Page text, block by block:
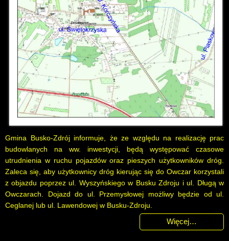
Gmina Busko-Zdrój informuje, że ze względu na realizację prac
budowlanych na ww. inwestycji, będą występować czasowe
utrudnienia w ruchu pojazdów oraz pieszych użytkowników dróg.
Zaleca się, aby użytkownicy dróg kierując się do Owczar korzystali
z objazdu poprzez ul. Wyszyńskiego w Busku Zdroju i ul. Długą w
Owczarach. Dojazd do ul. Przemysłowej możliwy będzie od ul.
Ceglanej lub ul. Lawendowej w Busku-Zdroju.
Więcej…